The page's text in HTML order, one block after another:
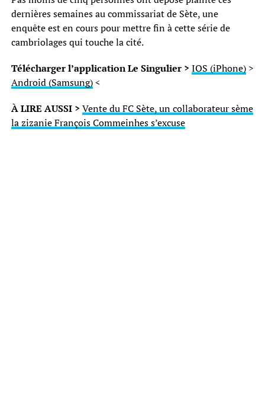
dernières semaines au commissariat de Sète, une
enquête est en cours pour mettre fin à cette série de
cambriolages qui touche la cité.
Télécharger l’application Le Singulier > IOS (iPhone)>
Android (Samsung)<
À LIRE AUSSI > Vente du FC Sète, un collaborateur sème
la zizanie François Commeinhes s’excuse